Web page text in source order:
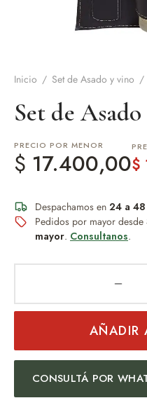
Inicio / Set de Asado y vino /
Set de
PRECIO POR MENOR
$ 17.400,00$
Despachamos en 24 a
Pedidos por mayor desde
mayor. Consultanos.
AÑADIR
CONSULTÁ POR
Asado y vino
y accesorios